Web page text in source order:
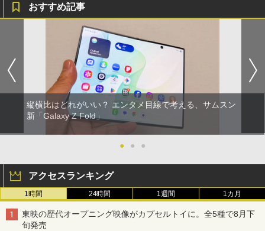
おすすめ記事
縦横比はどれがいい？ エンタメ目線で考える、サムスン
新「Galaxy Z Fold」
● ● ●
アクセスランキング
1時間 24時間 1週間 1カ月
東映の歴代オープニング映像がカプセルトイに。全5種で8月下
旬発売